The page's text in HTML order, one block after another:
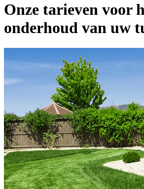
Onze tarieven voor
onderhoud van uw